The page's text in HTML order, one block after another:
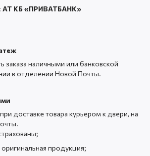
АТ КБ «ПРИВАТБАНК»
заказа наличными или банковской
в отделении Новой Почты.
доставке товара курьером к двери, на
продукция;